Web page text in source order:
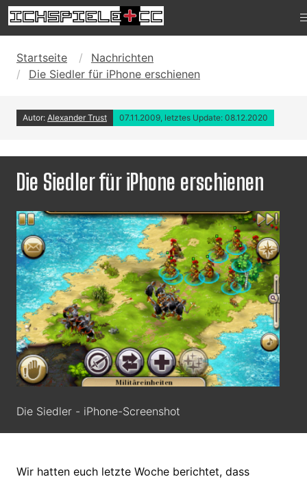
Startseite
Nachrichten
Die Siedler für iPhone erschienen
Autor: Alexander Trust 07.11.2009, letztes Update: 08.12.2020
Die Siedler für iPhone erschienen
Die Siedler - iPhone-Screenshot
Wir hatten euch letzte Woche berichtet, dass